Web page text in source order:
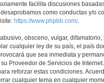
facilita discusiones
como conductas y/o
https://www.phpbb.com/.
obsceno, vulgar,
cualquier ley de su país, el país
que sea inmediata y
Proveedor de Servicios de
reforzar estas condiciones.
cualquier tema en cualquier